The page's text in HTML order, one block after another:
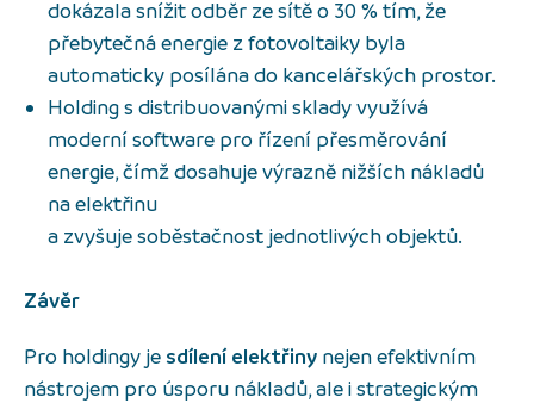
dokázala snížit odběr ze sítě o 30 % tím, že
přebytečná energie z fotovoltaiky byla
automaticky posílána do kancelářských prostor.
Holding s distribuovanými sklady využívá
moderní software pro řízení přesměrování
energie, čímž dosahuje výrazně nižších nákladů
na elektřinu
a zvyšuje soběstačnost jednotlivých objektů.
Závěr
Pro holdingy je sdílení elektřiny nejen efektivním
nástrojem pro úsporu nákladů, ale i strategickým